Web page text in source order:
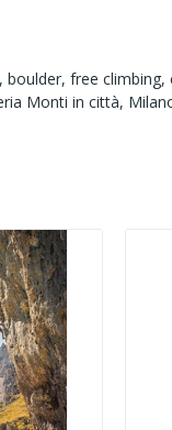
free
Monti in città,